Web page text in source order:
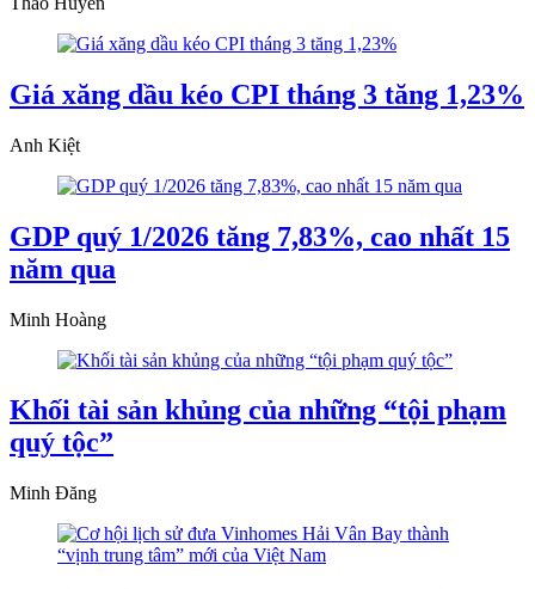
Giá xăng dầu kéo CPI tháng 3 tăng 1,23%
Anh Kiệt
GDP quý 1/2026 tăng 7,83%, cao nhất 15
năm qua
Minh Hoàng
Khối tài sản khủng của những “tội phạm
quý tộc”
Minh Đăng